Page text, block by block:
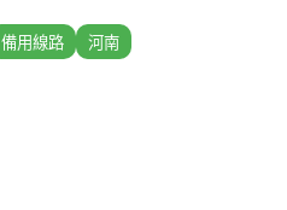
備用線路 河南